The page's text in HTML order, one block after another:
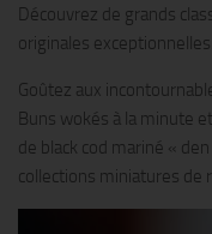
Découvrez de grands
originales exceptionnelles.
Goûtez aux
Buns wokés à la minute
de black cod mariné «
collections miniatures de